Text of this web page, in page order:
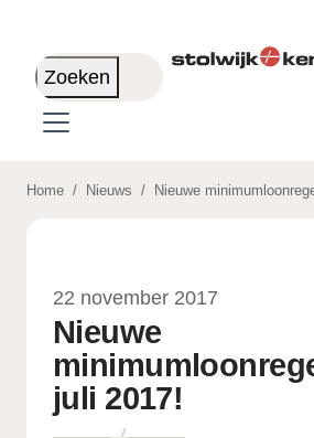
Zoeken
Home / Nieuws / Nieuwe
22 november 2017
Nieuwe
juli 2017!